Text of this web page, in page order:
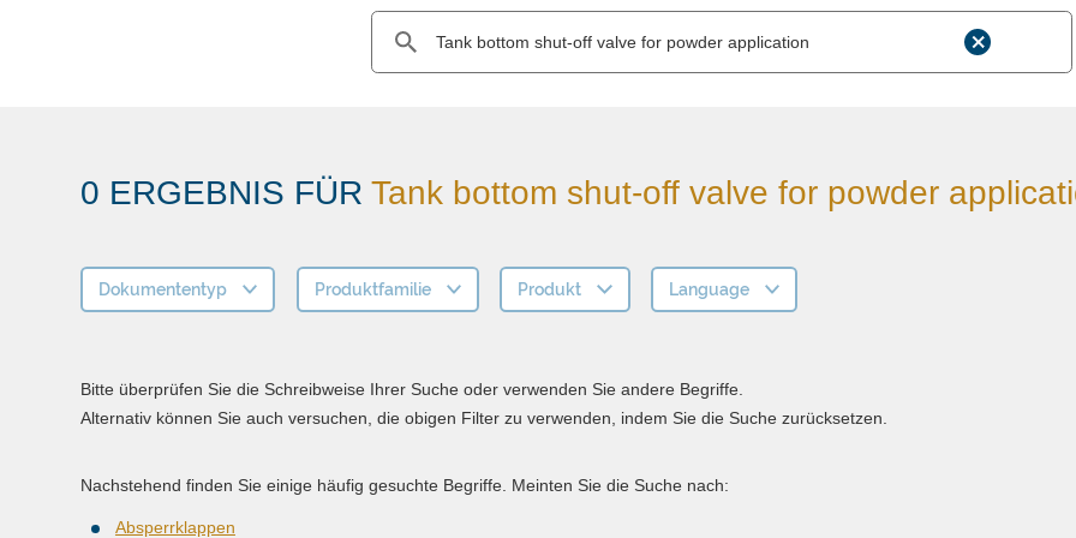
0 ERGEBNIS FÜRTank bottom shut-off valve for powder
Dokumententyp Produktfamilie Produkt Language
Bitte überprüfen Sie die Schreibweise Ihrer Suche oder verwenden Sie andere Begriffe.
Alternativ können Sie auch versuchen, die obigen Filter zu verwenden, indem Sie die Suche zurücksetzen.
Nachstehend finden Sie einige häufig gesuchte Begriffe. Meinten Sie die Suche nach:
Absperrklappen